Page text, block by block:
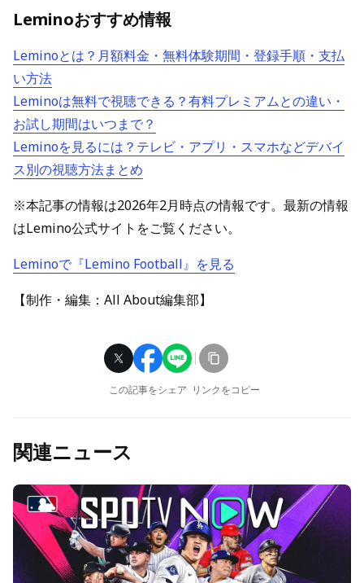
Leminoおすすめ情報
Leminoとは？月額料金・無料体験期間・登録手順・支払
い方法
Leminoは無料で視聴できる？有料プレミアムとの違い・
お試し期間はいつまで？
Leminoを見るには？テレビ・アプリ・スマホなどデバイ
ス別の視聴方法まとめ
※本記事の情報は2026年2月時点の情報です。最新の情報
はLemino公式サイトをご覧ください。
Leminoで『Lemino Football』を見る
【制作・編集：All About編集部】
この記事をシェア リンクをコピー
関連ニュース